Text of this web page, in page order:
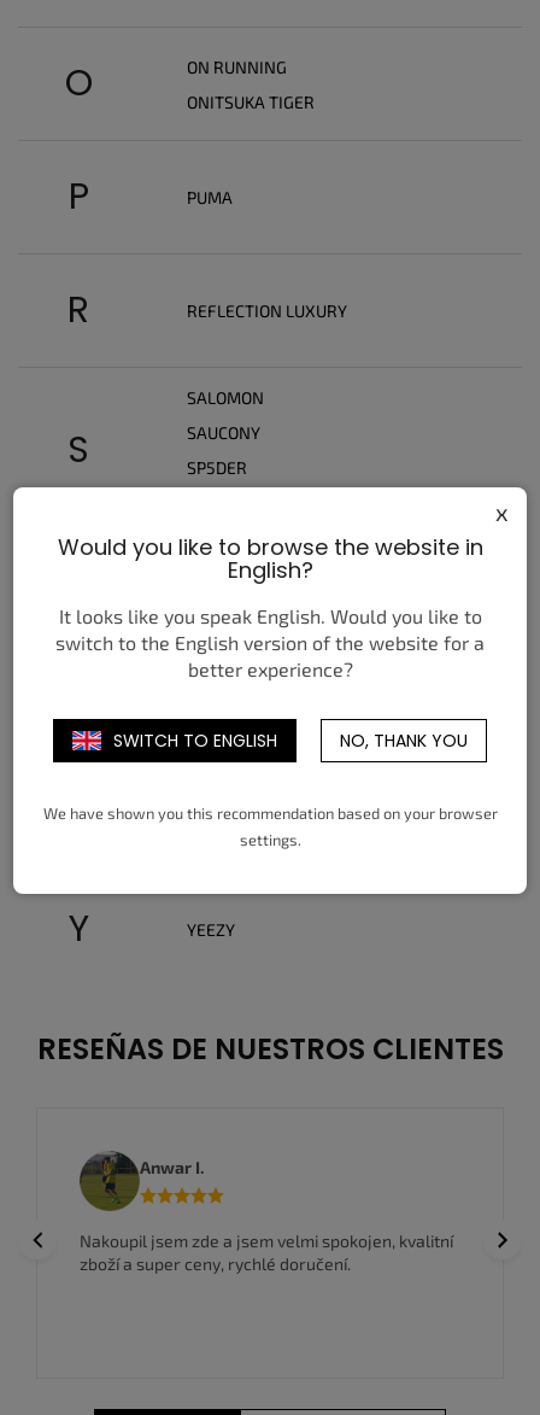
O
ON RUNNING
ONITSUKA TIGER
P PUMA
R REFLECTION LUXURY
S
SALOMON
SAUCONY
SP5DER
TIMBERLAND
V VANS
Y YEEZY
RESEÑAS DE NUESTROS CLIENTES
Previous
Anwar I.
Nakoupil jsem zde a jsem velmi spokojen, kvalitní
zboží a super ceny, rychlé doručení.
Next
Would you like to browse the website in
English?
x
It looks like you speak English. Would you like to
switch to the English version of the website for a
better experience?
SWITCH TO ENGLISH NO, THANK YOU
We have shown you this recommendation based on your browser
settings.